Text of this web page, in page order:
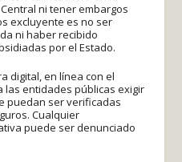
ni tener embargos
excluyente es no ser
ni haber recibido
por el Estado.
digital, en línea con el
las entidades públicas exigir
puedan ser verificadas
Cualquier
puede ser denunciado